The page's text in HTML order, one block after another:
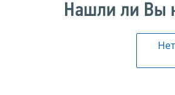
Нашли ли Вы
Нет